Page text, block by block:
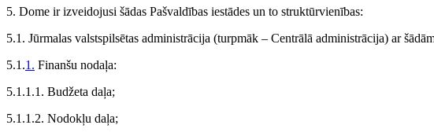
5. Dome ir izveidojusi šādas Pašvaldības iestādes un to struktūrvienības:
5.1. Jūrmalas valstspilsētas administrācija (turpmāk – Centrālā administrācija) ar
5.1.1. Finanšu nodaļa:
5.1.1.1. Budžeta daļa;
5.1.1.2. Nodokļu daļa;